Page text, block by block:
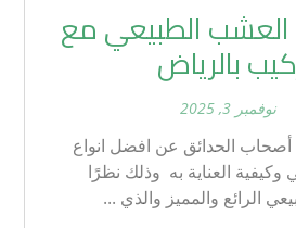
العشب الطبيعي مع
بالرياض
نوفمبر 3, 2025
أصحاب الحدائق عن افضل انواع
العناية به وذلك نظرًا
الرائع والمميز والذي ...